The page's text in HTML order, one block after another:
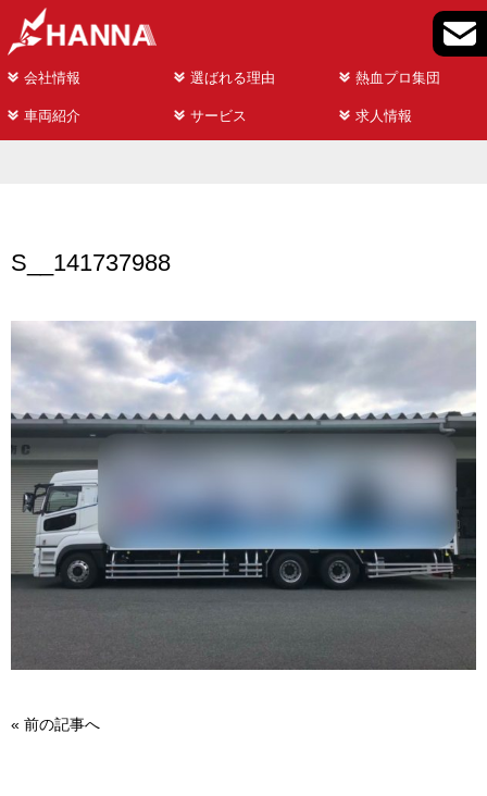
会社情報 選ばれる理由 熱血プロ集団
車両紹介 サービス 求人情報
S__141737988
« 前の記事へ